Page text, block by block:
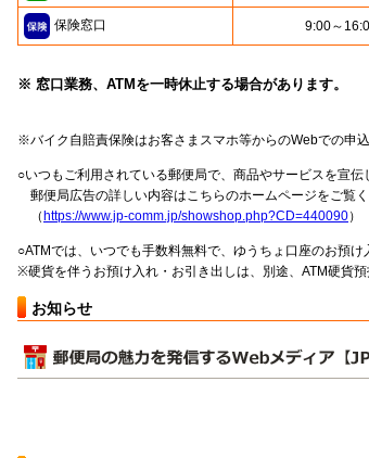
保険窓口 9:00～
※ 窓口業務、ATMを一時休止する場合があります。
※バイク自賠責保険はお客さまスマホ等からのWebでの申込
○いつもご利用されている郵便局で、商品やサービスを宣伝
郵便局広告の詳しい内容はこちらのホームページをご覧く
（ https://www.jp-comm.jp/showshop.php?CD=440090）
○ATMでは、いつでも手数料無料で、ゆうちょ口座のお預け
※硬貨を伴うお預け入れ・お引き出しは、別途、ATM硬貨預
お知らせ